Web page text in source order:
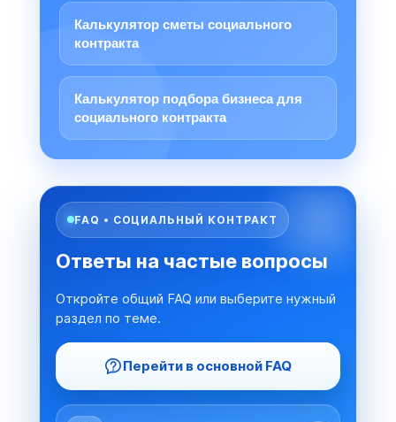
Калькулятор сметы социального
контракта
Калькулятор подбора бизнеса для
социального контракта
FAQ • СОЦИАЛЬНЫЙ КОНТРАКТ
Ответы на частые вопросы
Откройте общий FAQ или выберите нужный
раздел по теме.
Перейти в основной FAQ